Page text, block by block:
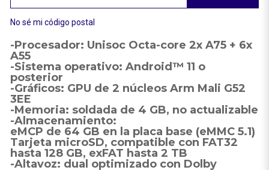
No sé mi código postal
-Procesador: Unisoc Octa-core 2x A75 + 6x
A55
-Sistema operativo: Android™ 11 o
posterior
-Gráficos: GPU de 2 núcleos Arm Mali G52
3EE
-Memoria: soldada de 4 GB, no actualizable
-Almacenamiento:
eMCP de 64 GB en la placa base (eMMC 5.1)
Tarjeta microSD, compatible con FAT32
hasta 128 GB, exFAT hasta 2 TB
-Altavoz: dual optimizado con Dolby